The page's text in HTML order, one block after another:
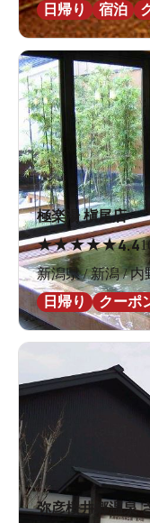
日帰り
宿泊
極楽湯 槇尾店
★★★★★4.4
新潟県 / 新潟 / 内
日帰り
クーポ
弥彦桜井郷温泉